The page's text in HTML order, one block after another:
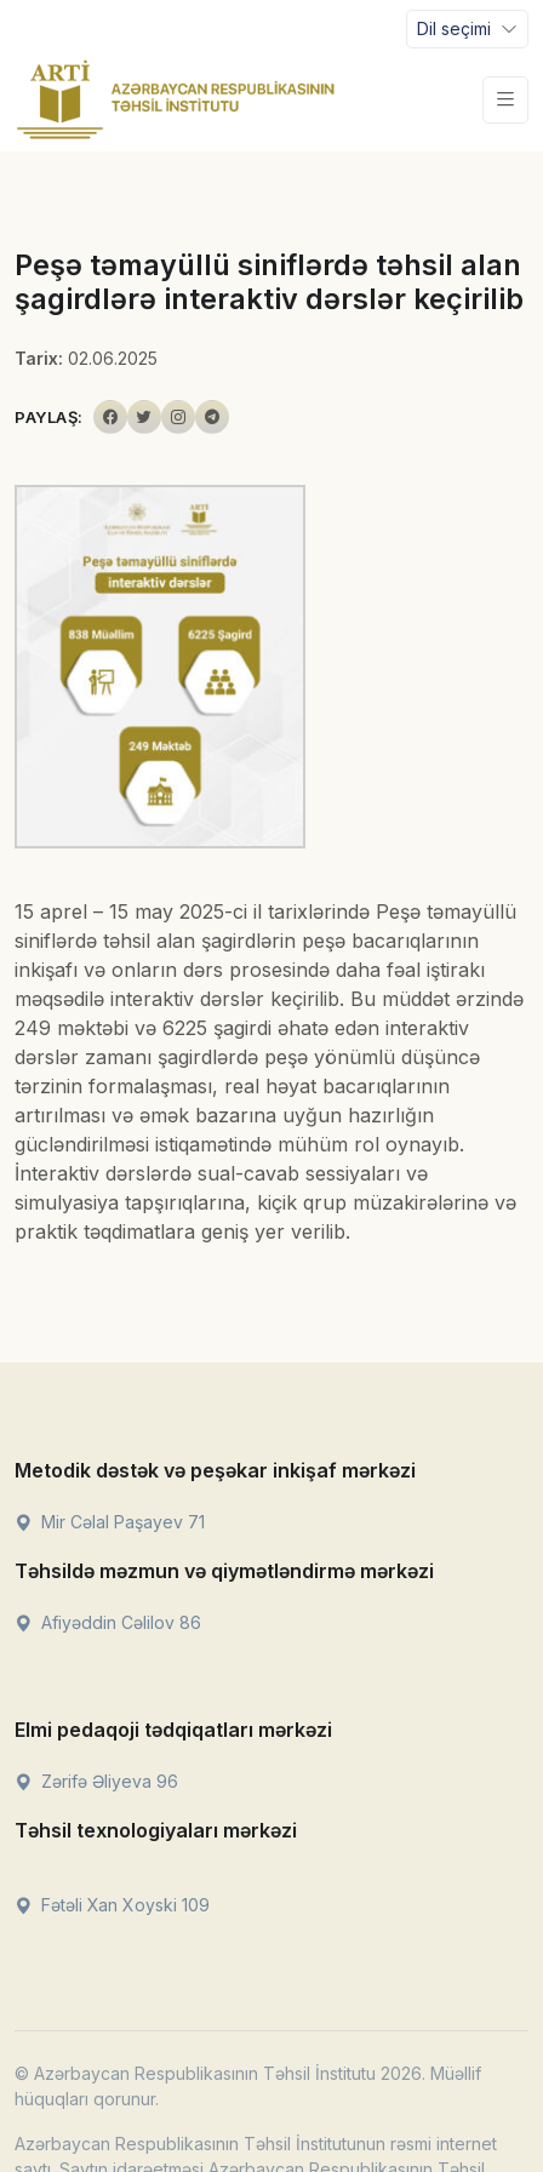
Dil seçimi
Peşə təmayüllü siniflərdə təhsil alan
şagirdlərə interaktiv dərslər keçirilib
Tarix: 02.06.2025
PAYLAŞ:
15 aprel – 15 may 2025-ci il tarixlərində Peşə təmayüllü
siniflərdə təhsil alan şagirdlərin peşə bacarıqlarının
inkişafı və onların dərs prosesində daha fəal iştirakı
məqsədilə interaktiv dərslər keçirilib. Bu müddət ərzində
249 məktəbi və 6225 şagirdi əhatə edən interaktiv
dərslər zamanı şagirdlərdə peşə yönümlü düşüncə
tərzinin formalaşması, real həyat bacarıqlarının
artırılması və əmək bazarına uyğun hazırlığın
gücləndirilməsi istiqamətində mühüm rol oynayıb.
İnteraktiv dərslərdə sual-cavab sessiyaları və
simulyasiya tapşırıqlarına, kiçik qrup müzakirələrinə və
praktik təqdimatlara geniş yer verilib.
Metodik dəstək və peşəkar inkişaf mərkəzi
Mir Cəlal Paşayev 71
Təhsildə məzmun və qiymətləndirmə mərkəzi
Afiyəddin Cəlilov 86
Elmi pedaqoji tədqiqatları mərkəzi
Zərifə Əliyeva 96
Təhsil texnologiyaları mərkəzi
Fətəli Xan Xoyski 109
© Azərbaycan Respublikasının Təhsil İnstitutu 2026. Müəllif
hüquqları qorunur.
Azərbaycan Respublikasının Təhsil İnstitutunun rəsmi internet